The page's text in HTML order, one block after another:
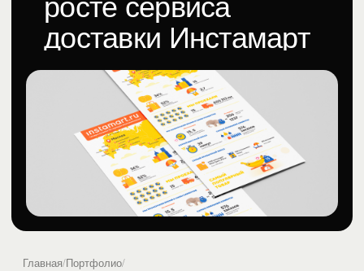
доставки Инстамарт
(СберМаркет)
Главная/Портфолио/